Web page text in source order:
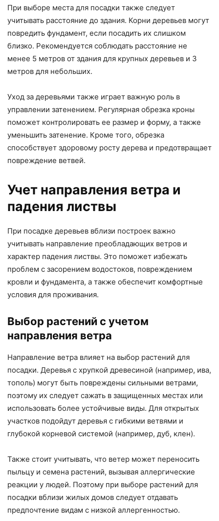
При выборе места для посадки также следует
учитывать расстояние до здания. Корни деревьев могут
повредить фундамент, если посадить их слишком
близко. Рекомендуется соблюдать расстояние не
менее 5 метров от здания для крупных деревьев и 3
метров для небольших.
Уход за деревьями также играет важную роль в
управлении затенением. Регулярная обрезка кроны
поможет контролировать ее размер и форму, а также
уменьшить затенение. Кроме того, обрезка
способствует здоровому росту дерева и предотвращает
повреждение ветвей.
Учет направления ветра и
падения листвы
При посадке деревьев вблизи построек важно
учитывать направление преобладающих ветров и
характер падения листвы. Это поможет избежать
проблем с засорением водостоков, повреждением
кровли и фундамента, а также обеспечит комфортные
условия для проживания.
Выбор растений с учетом
направления ветра
Направление ветра влияет на выбор растений для
посадки. Деревья с хрупкой древесиной (например, ива,
тополь) могут быть повреждены сильными ветрами,
поэтому их следует сажать в защищенных местах или
использовать более устойчивые виды. Для открытых
участков подойдут деревья с гибкими ветвями и
глубокой корневой системой (например, дуб, клен).
Также стоит учитывать, что ветер может переносить
пыльцу и семена растений, вызывая аллергические
реакции у людей. Поэтому при выборе растений для
посадки вблизи жилых домов следует отдавать
предпочтение видам с низкой аллергенностью.